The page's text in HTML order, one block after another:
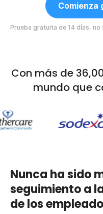
Comienza
Prueba gratuita de 14 días,
Con más de
mundo que
Nunca ha sido
seguimiento a
de los